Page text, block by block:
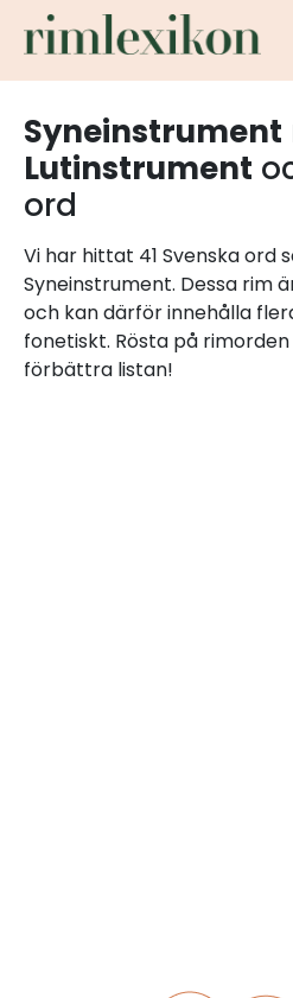
Syneinstrument
Lutinstrument
ord
Vi har hittat 41 Svenska ord
Syneinstrument. Dessa rim
och kan därför innehålla
fonetiskt. Rösta på
förbättra listan!